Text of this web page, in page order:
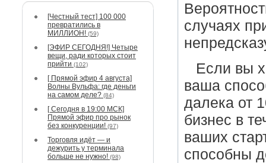
[Честный тест] 100 000
превратились в
МИЛЛИОН! (59)
[ЭФИР СЕГОДНЯ!] Четыре
вещи, ради которых стоит
прийти (102)
[ Прямой эфир 4 августа]
Волны Вульфа: где деньги
на самом деле? (84)
[ Сегодня в 19:00 МСК]
Прямой эфир про рынок
без конкуренции! (97)
Торговля идёт — и
дежурить у терминала
больше не нужно! (98)
случаях
Если вы
ваша
далека от
бизнес в
ваших
способны